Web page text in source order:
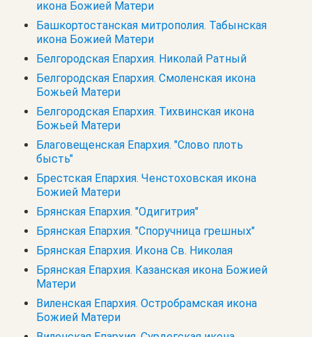
икона Божией Матери
Башкортостанская митрополия. Табынская
икона Божией Матери
Белгородская Епархия. Николай Ратный
Белгородская Епархия. Смоленская икона
Божьей Матери
Белгородская Епархия. Тихвинская икона
Божьей Матери
Благовещенская Епархия. "Слово плоть
бысть"
Брестская Епархия. Ченстоховская икона
Божией Матери
Брянская Епархия. "Одигитрия"
Брянская Епархия. "Споручница грешных"
Брянская Епархия. Икона Св. Николая
Брянская Епархия. Казанская икона Божией
Матери
Виленская Епархия. Остробрамская икона
Божией Матери